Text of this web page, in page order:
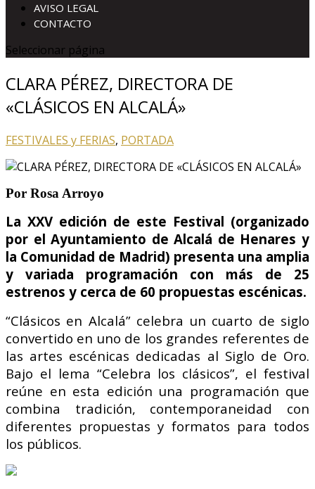
AVISO LEGAL
CONTACTO
Seleccionar página
CLARA PÉREZ, DIRECTORA DE
«CLÁSICOS EN ALCALÁ»
FESTIVALES y FERIAS, PORTADA
Por Rosa Arroyo
La XXV edición de este Festival (organizado
por el Ayuntamiento de Alcalá de Henares y
la Comunidad de Madrid) presenta una amplia
y variada programación con más de 25
estrenos y cerca de 60 propuestas escénicas.
“Clásicos en Alcalá” celebra un cuarto de siglo
convertido en uno de los grandes referentes de
las artes escénicas dedicadas al Siglo de Oro.
Bajo el lema “Celebra los clásicos”, el festival
reúne en esta edición una programación que
combina tradición, contemporaneidad con
diferentes propuestas y formatos para todos
los públicos.